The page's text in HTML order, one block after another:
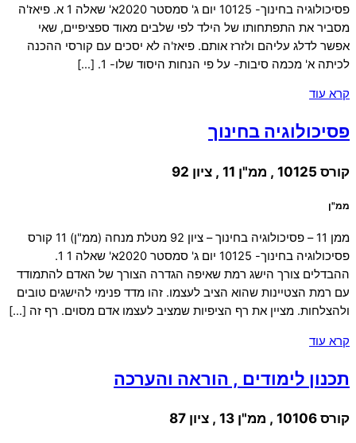
פסיכולוגיה בחינוך- 10125 יום ג' סמסטר 2020א' שאלה 1 א. פיאז'ה
מסביר את התפתחותו של הילד לפי שלבים מאוד ספציפיים, שאי
אפשר לדלג עליהם ולזרז אותם. פיאז'ה לא יסכים עם קורסי ההכנה
לכיתה א' מכמה סיבות- על פי הנחות היסוד שלו- 1. […]
קרא עוד
פסיכולוגיה בחינוך
קורס 10125 , ממ"ן 11 , ציון 92
ממ"ן
ממן 11 – פסיכולוגיה בחינוך – ציון 92 מטלת מנחה (ממ"ן) 11 קורס
פסיכולוגיה בחינוך- 10125 יום ג' סמסטר 2020א' שאלה 1 1.
ההבדלים צורך הישג רמת שאיפה הגדרה הצורך של האדם להתמודד
עם רמת הצטיינות שהוא הציב לעצמו. זהו מדד פנימי להישגים טובים
ולהצלחות. מציין את רף הציפיות שמציב לעצמו אדם מסוים. רף זה […]
קרא עוד
תכנון לימודים , הוראה והערכה
קורס 10106 , ממ"ן 13 , ציון 87